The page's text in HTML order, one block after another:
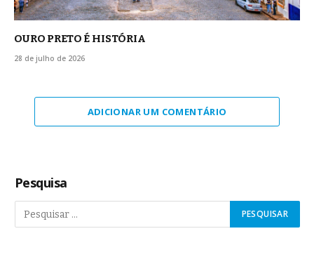
OURO PRETO É HISTÓRIA
28 de julho de 2026
ADICIONAR UM COMENTÁRIO
Pesquisa